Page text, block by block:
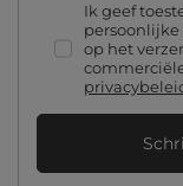
Ik geef
persoonlijke
op het